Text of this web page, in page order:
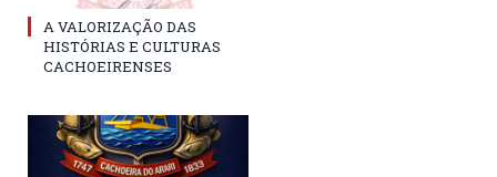
A VALORIZAÇÃO DAS
HISTÓRIAS E CULTURAS
CACHOEIRENSES